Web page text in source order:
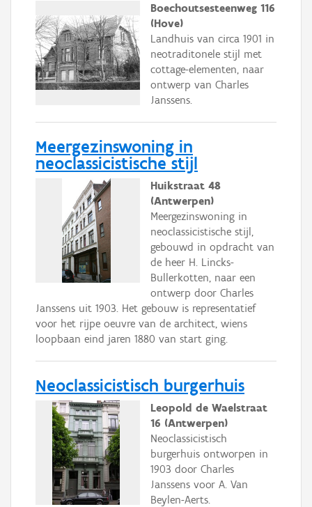
Boechoutsesteenweg 116
(Hove)
Landhuis van circa 1901 in
neotraditonele stijl met
cottage-elementen, naar
ontwerp van Charles
Janssens.
Meergezinswoning in
neoclassicistische stijl
Huikstraat 48
(Antwerpen)
Meergezinswoning in
neoclassicistische stijl,
gebouwd in opdracht van
de heer H. Lincks-
Bullerkotten, naar een
ontwerp door Charles
Janssens uit 1903. Het gebouw is representatief
voor het rijpe oeuvre van de architect, wiens
loopbaan eind jaren 1880 van start ging.
Neoclassicistisch burgerhuis
Leopold de Waelstraat
16 (Antwerpen)
Neoclassicistisch
burgerhuis ontworpen in
1903 door Charles
Janssens voor A. Van
Beylen-Aerts.